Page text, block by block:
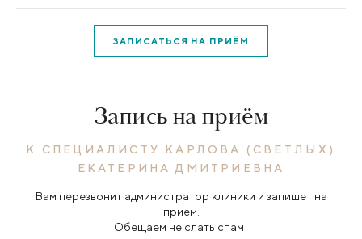
ЗАПИСАТЬСЯ НА ПРИЁМ
Запись на приём
К СПЕЦИАЛИСТУ КАРЛОВА (СВЕТЛЫХ)
ЕКАТЕРИНА ДМИТРИЕВНА
Вам перезвонит администратор клиники и запишет на
приём.
Обещаем не слать спам!